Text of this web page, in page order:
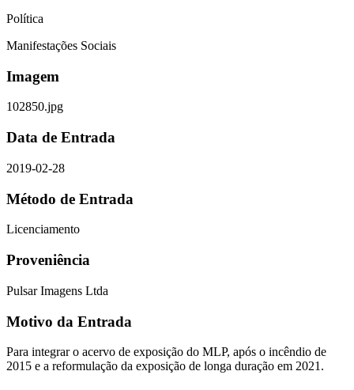
Política
Manifestações Sociais
Imagem
102850.jpg
Data de Entrada
2019-02-28
Método de Entrada
Licenciamento
Proveniência
Pulsar Imagens Ltda
Motivo da Entrada
Para integrar o acervo de exposição do MLP, após o incêndio de
2015 e a reformulação da exposição de longa duração em 2021.